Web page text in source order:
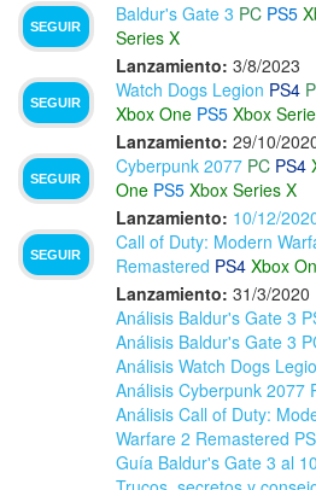
SEGUIR
Baldur's Gate 3 PC PS5
Series X
Lanzamiento: 3/8/2023
SEGUIR
Watch Dogs Legion PS4
Xbox One PS5 Xbox
Lanzamiento: 29/10/
SEGUIR
Cyberpunk 2077 PC PS4
One PS5 Xbox Series X
Lanzamiento: 10/12/
SEGUIR
Call of Duty: Modern
Remastered PS4 Xbox
Lanzamiento: 31/3/2020
Análisis Baldur's Gate 3
Análisis Baldur's Gate 3
Análisis Watch Dogs
Análisis Cyberpunk 2077
Análisis Call of Duty:
Warfare 2 Remastered
Guía Baldur's Gate 3 al